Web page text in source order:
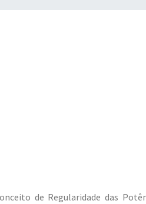
de Regularidade das